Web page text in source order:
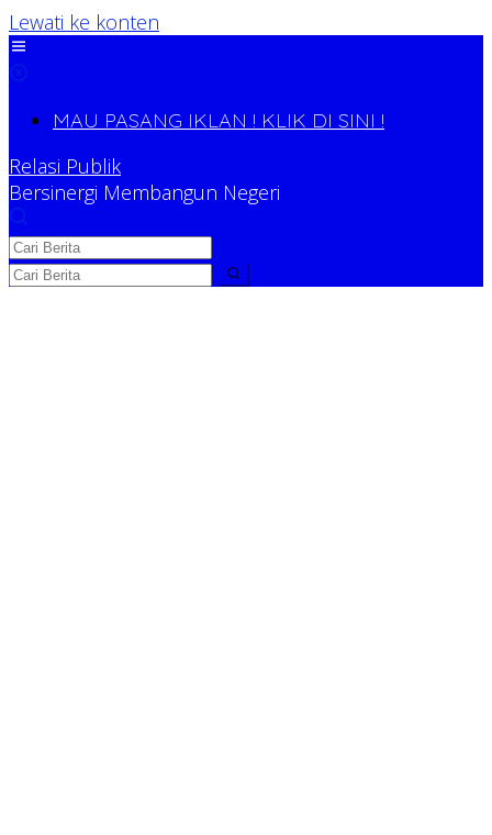
Lewati ke konten
MAU PASANG IKLAN ! KLIK DI SINI !
Relasi Publik
Bersinergi Membangun Negeri